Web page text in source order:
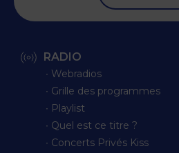
RADIO
∙ Webradios
∙ Grille des programmes
∙ Playlist
∙ Quel est ce titre ?
∙ Concerts Privés Kiss